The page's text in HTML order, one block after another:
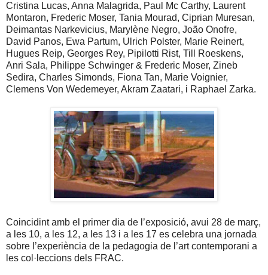
Cristina Lucas, Anna Malagrida, Paul Mc Carthy, Laurent
Montaron, Frederic Moser, Tania Mourad, Ciprian Muresan,
Deimantas Narkevicius, Marylène Negro, João Onofre,
David Panos, Ewa Partum, Ulrich Polster, Marie Reinert,
Hugues Reip, Georges Rey, Pipilotti Rist, Till Roeskens,
Anri Sala, Philippe Schwinger & Frederic Moser, Zineb
Sedira, Charles Simonds, Fiona Tan, Marie Voignier,
Clemens Von Wedemeyer, Akram Zaatari, i Raphael Zarka.
Coincidint amb el primer dia de l’exposició, avui 28 de març,
a les 10, a les 12, a les 13 i a les 17 es celebra una jornada
sobre l’experiència de la pedagogia de l’art contemporani a
les col·leccions dels FRAC.